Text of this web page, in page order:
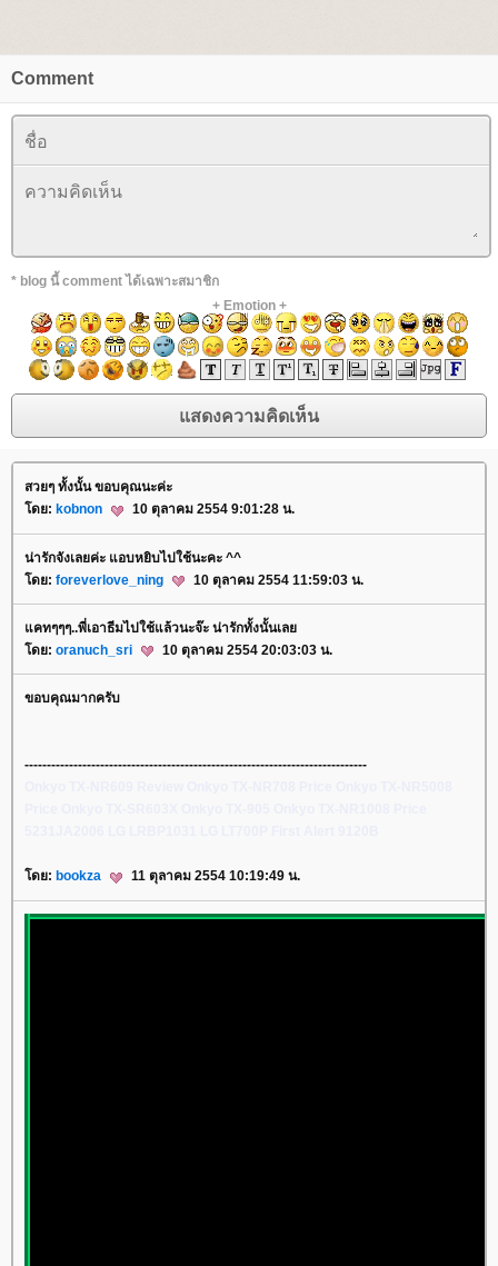
Comment
* blog นี้ comment ได้เฉพาะสมาชิก
+ Emotion+
สวยๆ ทั้งนั้น ขอบคุณนะค่ะ
ดย: kobnon 10 ตุลาคม 2554 9:01:28 น.
น่ารักจังเลยค่ะ แอบหยิบไปใช้นะคะ ^^
ดย: foreverlove_ning 10 ตุลาคม 2554 11:59:03 น.
คทๆๆๆ..พี่เอาธีมไปใช้แล้วนะจ๊ะ น่ารักทั้งนั้นเล
ดย: oranuch_sri 10 ตุลาคม 2554 20:03:03 น.
ขอบคุณมากครับ
-----------------------------------------------------------------------------
ดย: bookza 11 ตุลาคม 2554 10:19:49 น.